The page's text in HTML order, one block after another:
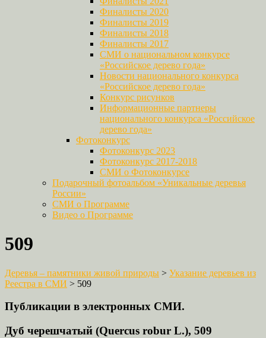
Финалисты 2020
Финалисты 2019
Финалисты 2018
Финалисты 2017
СМИ о национальном конкурсе
«Российское дерево года»
Новости национального конкурса
«Российское дерево года»
Конкурс рисунков
Информационные партнеры
национального конкурса «Российское
дерево года»
Фотоконкурс
Фотоконкурс 2023
Фотоконкурс 2017-2018
СМИ о Фотоконкурсе
Подарочный фотоальбом «Уникальные деревья
России»
СМИ о Программе
Видео о Программе
509
Деревья – памятники живой природы > Указание деревьев из
Реестра в СМИ > 509
Публикации в электронных СМИ.
Дуб черешчатый (Quercus robur L.), 509